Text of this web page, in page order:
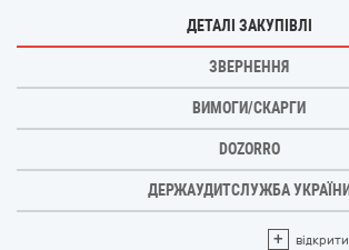
ДЕТАЛІ ЗАКУПІВЛІ
ЗВЕРНЕННЯ
ВИМОГИ/СКАРГИ
DOZORRO
ДЕРЖАУДИТСЛУЖБА УКРАЇНИ
+ відкрити